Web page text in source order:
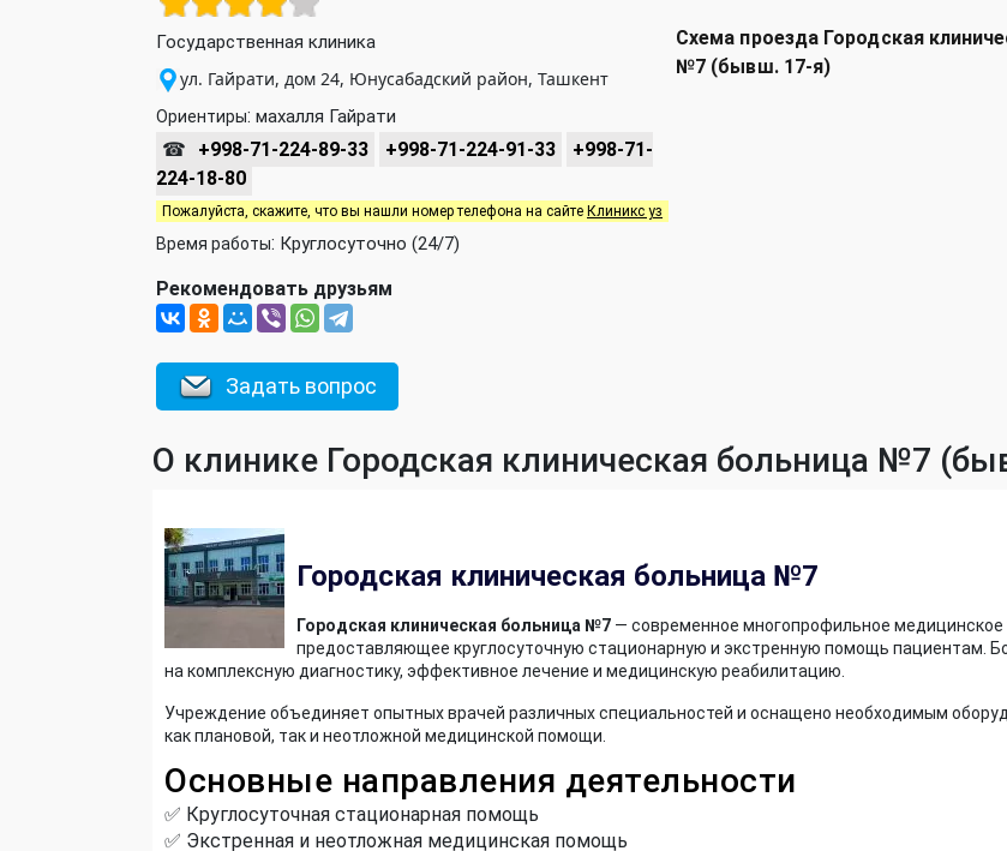
Государственная клиника
ул. Гайрати, дом 24, Юнусабадский район, Ташкент
Ориентиры: махалля Гайрати
☎ +998-71-224-89-33 +998-71-224-91-33
+998-71-
224-18-80
Пожалуйста, скажите, что вы нашли номер телефона на сайте Клиникс уз
Время работы: Круглосуточно (24/7)
Рекомендовать друзьям
Задать вопрос
Схема проезда Городская
№7 (бывш. 17-я)
О клинике Городская клиническая больница №7
Городская клиническая больница №7
Городская клиническая больница №7 — современное многопрофильное медицинское
предоставляющее круглосуточную стационарную и экстренную помощь пациентам.
на комплексную диагностику, эффективное лечение и медицинскую реабилитацию.
Учреждение объединяет опытных врачей различных специальностей и оснащено необходимым
как плановой, так и неотложной медицинской помощи.
Основные направления деятельности
✅ Круглосуточная стационарная помощь
✅ Экстренная и неотложная медицинская помощь